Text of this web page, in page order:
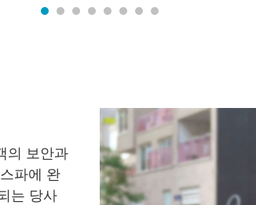
의 보안과
파에 완
는 당사